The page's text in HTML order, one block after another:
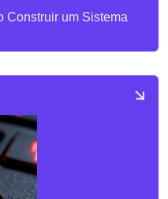
Construir um Sistema